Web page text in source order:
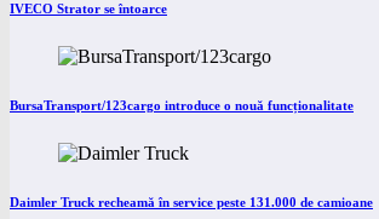
IVECO Strator se întoarce
BursaTransport/123cargo introduce o nouă funcționalitate
Daimler Truck recheamă în service peste 131.000 de camioane